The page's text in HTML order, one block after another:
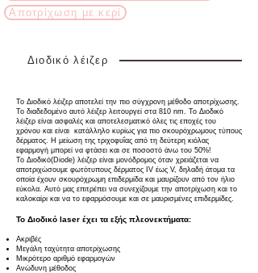
Αποτρίχωση με κερί
Διοδικό λέιζερ
Το Διοδικό λέιζερ αποτελεί την πιο σύγχρονη μέθοδο αποτρίχωσης.
Το διαδεδομένο αυτό λέιζερ λειτουργεί στα 810 nm. Το Διοδικό
λέιζερ είναι ασφαλές και αποτελεσματικό όλες τις εποχές του
χρόνου και είναι κατάλληλο κυρίως για πιο σκουρόχρωμους τύπους
δέρματος. Η μείωση της τριχοφυΐας από τη δεύτερη κιόλας
εφαρμογή μπορεί να φτάσει και σε ποσοστό άνω του 50%!
Το Διοδικό(Diode) λέιζερ είναι μονόδρομος όταν χρειάζεται να
αποτριχώσουμε φωτότυπους δέρματος IV έως V, δηλαδή άτομα τα
οποία έχουν σκουρόχρωμη επιδερμίδα και μαυρίζουν από τον ήλιο
εύκολα. Αυτό μας επιτρέπει να συνεχίζουμε την αποτρίχωση και το
καλοκαίρι και να το εφαρμόσουμε και σε μαυρισμένες επιδερμίδες.
Το Διοδικό laser έχει τα εξής πλεονεκτήματα:
Ακριβές
Μεγάλη ταχύτητα αποτρίχωσης
Μικρότερο αριθμό εφαρμογών
Ανώδυνη μέθοδος